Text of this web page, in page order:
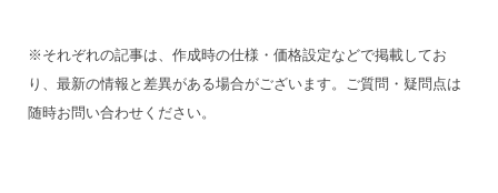
※それぞれの記事は、作成時の仕様・価格設定などで掲載してお
り、最新の情報と差異がある場合がございます。ご質問・疑問点は
随時お問い合わせください。